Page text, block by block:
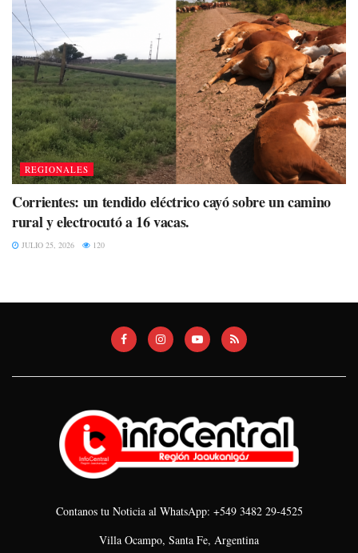
REGIONALES
Corrientes: un tendido eléctrico cayó sobre un camino
rural y electrocutó a 16 vacas.
JULIO 25, 2026 120
Contanos tu Noticia al WhatsApp: +549 3482 29-4525
Villa Ocampo, Santa Fe, Argentina